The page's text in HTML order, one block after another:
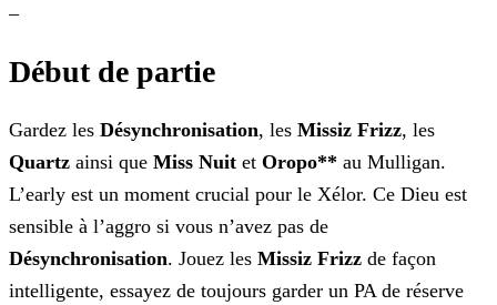
–
Début de partie
Gardez les Désynchronisation, les Missiz Frizz, les
Quartz ainsi que Miss Nuit et Oropo** au Mulligan.
L’early est un moment crucial pour le Xélor. Ce Dieu est
sensible à l’aggro si vous n’avez pas de
Désynchronisation. Jouez les Missiz Frizz de façon
intelligente, essayez de toujours garder un PA de réserve